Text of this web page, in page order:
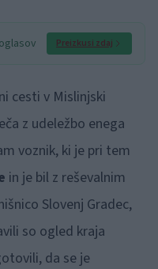
Preizkusi zdaj
cesti v Mislinjski
z udeležbo enega
voznik, ki je pri tem
in je bil z reševalnim
Slovenj Gradec,
so ogled kraja
da se je